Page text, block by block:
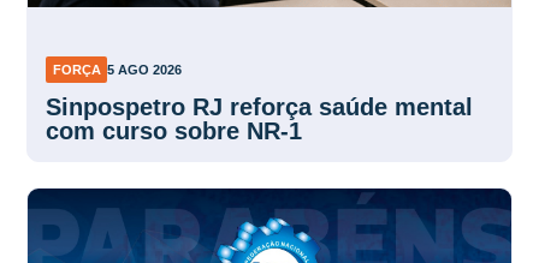
FORÇA 5 AGO 2026
Sinpospetro RJ reforça saúde mental
com curso sobre NR-1